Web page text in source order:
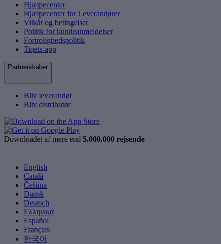
Hjælpecenter
Hjælpecenter for Leverandører
Vilkår og betingelser
Politik for kundeanmeldelser
Fortrolighedspolitik
Tiqets-app
Partnerskaber
Bliv leverandør
Bliv distributør
Downloadet af mere end 5.000.000 rejsende
English
Català
Čeština
Dansk
Deutsch
Ελληνικά
Español
Français
한국어